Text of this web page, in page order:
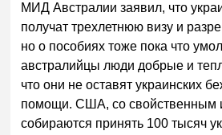
МИД Австралии заявил, что
получат трехлетнюю визу и
но о пособиях тоже пока что
австралийцы люди добрые и
что они не оставят украинских
помощи. США, со свойственным
собираются принять 100 тысяч